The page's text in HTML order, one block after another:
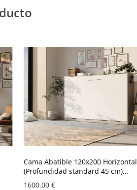
Cama Abatible 120x200 Horizontal
(Profundidad standard 45 cm)
Hormigón / Blanco
1600.00 €